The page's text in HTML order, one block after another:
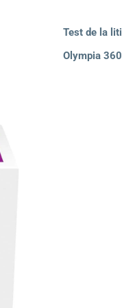
Test de la
Olympia